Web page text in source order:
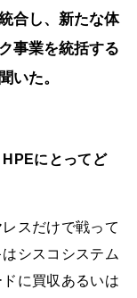
合し、新たな体
事業を統括する
いた。
にとってど
スだけで戦って
シスコシステム
に買収あるいは